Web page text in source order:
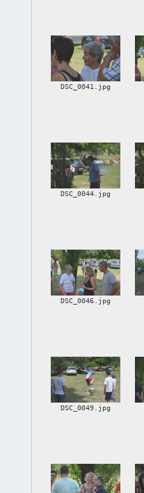
DSC_0041.jpg
DSC_0044.jpg
DSC_0046.jpg
DSC_0049.jpg